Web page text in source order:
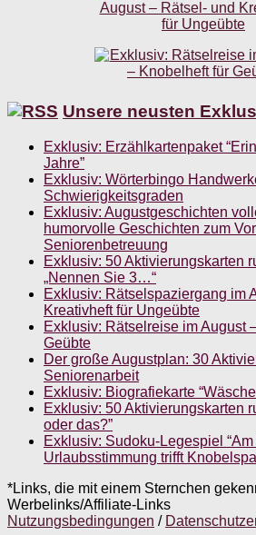
Unsere neusten
Exklusiv: Erzählkartenpaket
Jahre”
Exklusiv: Wörterbingo
Schwierigkeitsgraden
Exklusiv: Augustgeschichten
humorvolle Geschichten zum
Seniorenbetreuung
Exklusiv: 50 Aktivierungskarten
„Nennen Sie 3…“
Exklusiv: Rätselspaziergang im
Kreativheft für Ungeübte
Exklusiv: Rätselreise im August
Geübte
Der große Augustplan: 30
Seniorenarbeit
Exklusiv: Biografiekarte
Exklusiv: 50 Aktivierungskarten
oder das?”
Exklusiv: Sudoku-Legespiel “Am
Urlaubsstimmung trifft
*Links, die mit einem Sternchen
Werbelinks/Affiliate-Links
Nutzungsbedingungen /